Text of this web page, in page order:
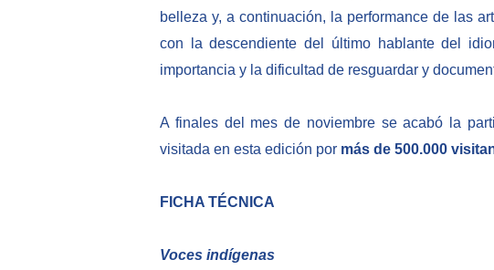
belleza y, a continuación, la performance de las
con la descendiente del último hablante del
importancia y la dificultad de resguardar y
A finales del mes de noviembre se acabó la
visitada en esta edición por más de 500.000
FICHA TÉCNICA
Voces indígenas